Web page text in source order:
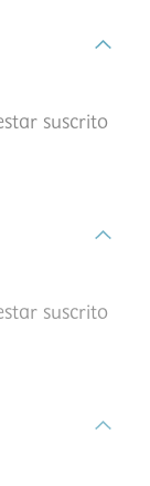
suscrito
suscrito